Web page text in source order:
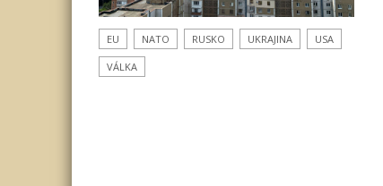
EU NATO RUSKO UKRAJINA USA
VÁLKA